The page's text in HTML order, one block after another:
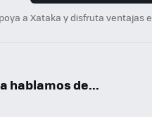
a Xataka y disfruta ventajas
hablamos de...